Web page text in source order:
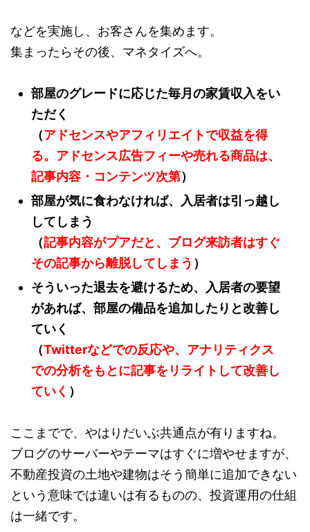
などを実施し、お客さんを集めます。
集まったらその後、マネタイズへ。
部屋のグレードに応じた毎月の家賃収入をい
ただく
（アドセンスやアフィリエイトで収益を得
る。アドセンス広告フィーや売れる商品は、
記事内容・コンテンツ次第）
部屋が気に食わなければ、入居者は引っ越し
してしまう
（記事内容がプアだと、ブログ来訪者はすぐ
その記事から離脱してしまう ）
そういった退去を避けるため、入居者の要望
があれば、部屋の備品を追加したりと改善し
ていく
（Twitterなどでの反応や、アナリティクス
での分析をもとに記事をリライトして改善し
ていく ）
ここまでで、やはりだいぶ共通点が有りますね。
ブログのサーバーやテーマはすぐに増やせますが、
不動産投資の土地や建物はそう簡単に追加できない
という意味では違いは有るものの、投資運用の仕組
は一緒です。